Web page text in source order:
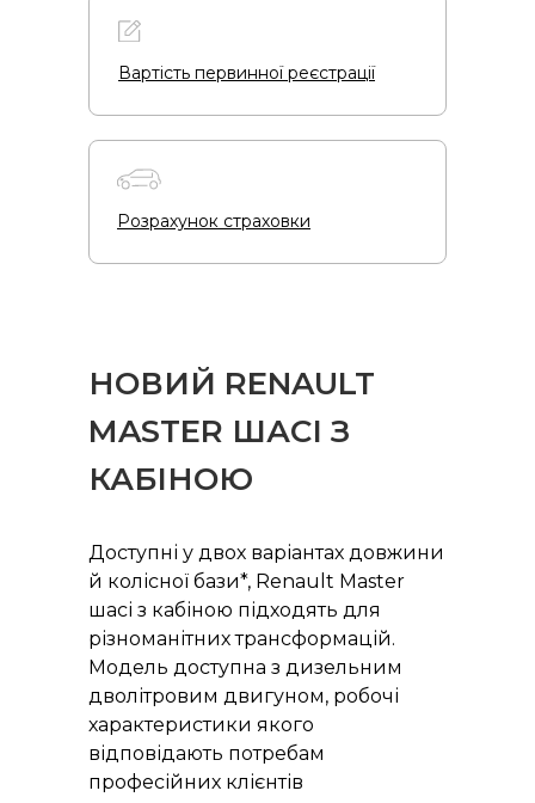
Розрахунок страховки
Вартість первинної реєстрації
НОВИЙ RENAULT
MASTER ШАСІ З
КАБІНОЮ
Доступні у двох варіантах довжини
й колісної бази*, Renault Master
шасі з кабіною підходять для
різноманітних трансформацій.
Модель доступна з дизельним
дволітровим двигуном, робочі
характеристики якого
відповідають потребам
професійних клієнтів